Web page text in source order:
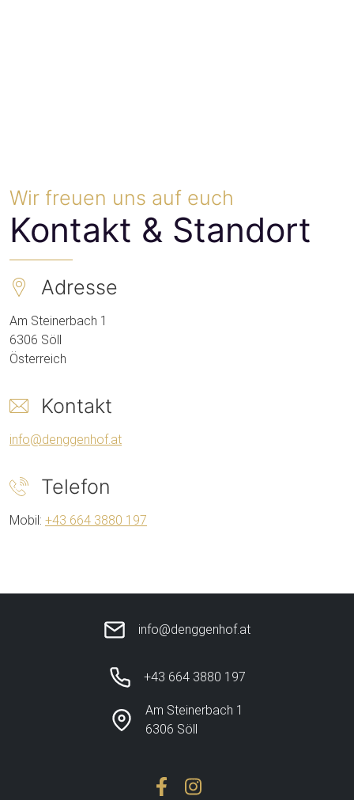
Kontakt & Standort
Wir freuen uns auf euch
Adresse
Am Steinerbach 1
6306 Söll
Österreich
Kontakt
info@denggenhof.at
Telefon
Mobil: +43 664 3880 197
info@denggenhof.at
+43 664 3880 197
Am Steinerbach 1
6306 Söll